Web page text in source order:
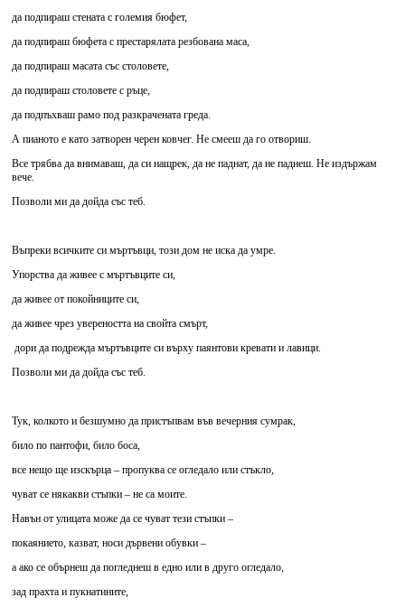
да подпираш стената с големия бюфет,
да подпираш бюфета с престарялата резбована маса,
да подпираш масата със столовете,
да подпираш столовете с ръце,
да подпъхваш рамо под разкрачената греда.
А пианото е като затворен черен ковчег. Не смееш да го отвориш.
Все трябва да внимаваш, да си нащрек, да не паднат, да не паднеш. Не издържам
вече.
Позволи ми да дойда със теб.
Въпреки всичките си мъртъвци, този дом не иска да умре.
Упорства да живее с мъртъвците си,
да живее от покойниците си,
да живее чрез увереността на свойта смърт,
дори да подрежда мъртъвците си върху паянтови кревати и лавици.
Позволи ми да дойда със теб.
Тук, колкото и безшумно да пристъпвам във вечерния сумрак,
било по пантофи, било боса,
все нещо ще изскърца – пропуква се огледало или стъкло,
чуват се някакви стъпки – не са моите.
Навън от улицата може да се чуват тези стъпки –
покаянието, казват, носи дървени обувки –
а ако се обърнеш да погледнеш в едно или в друго огледало,
зад прахта и пукнатините,